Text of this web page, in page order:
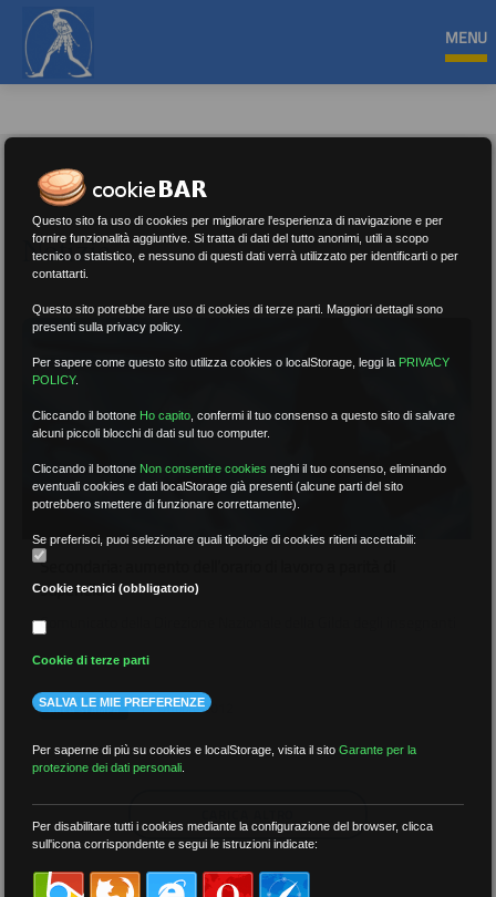
MENU
Notizie
Secondaria: aumento dell’orario di lavoro a parità di
stipendio
Comunicato della Direzione Nazionale della Gilda degli insegnanti
AREA STAMPA 11 Ottobre 2012
Questo sito fa uso di cookies per migliorare l'esperienza di navigazione e per
fornire funzionalità aggiuntive. Si tratta di dati del tutto anonimi, utili a scopo
tecnico o statistico, e nessuno di questi dati verrà utilizzato per identificarti o per
contattarti.
Questo sito potrebbe fare uso di cookies di terze parti. Maggiori dettagli sono
presenti sulla privacy policy.
Per sapere come questo sito utilizza cookies o localStorage, leggi la PRIVACY
POLICY.
Cliccando il bottone Ho capito ,confermi il tuo consenso a questo sito di salvare
alcuni piccoli blocchi di dati sul tuo computer.
Cliccando il bottone Non consentire cookies neghi il tuo consenso, eliminando
eventuali cookies e dati localStorage già presenti (alcune parti del sito
potrebbero smettere di funzionare correttamente).
Se preferisci, puoi selezionare quali tipologie di cookies ritieni accettabili:
Cookie tecnici (obbligatorio)
Cookie di terze parti
SALVA LE MIE PREFERENZE
Per saperne di più su cookies e localStorage, visita il sitoGarante per la
protezione dei dati personali
Per disabilitare tutti i cookies mediante la configurazione del browser, clicca
sull'icona corrispondente e segui le istruzioni indicate: